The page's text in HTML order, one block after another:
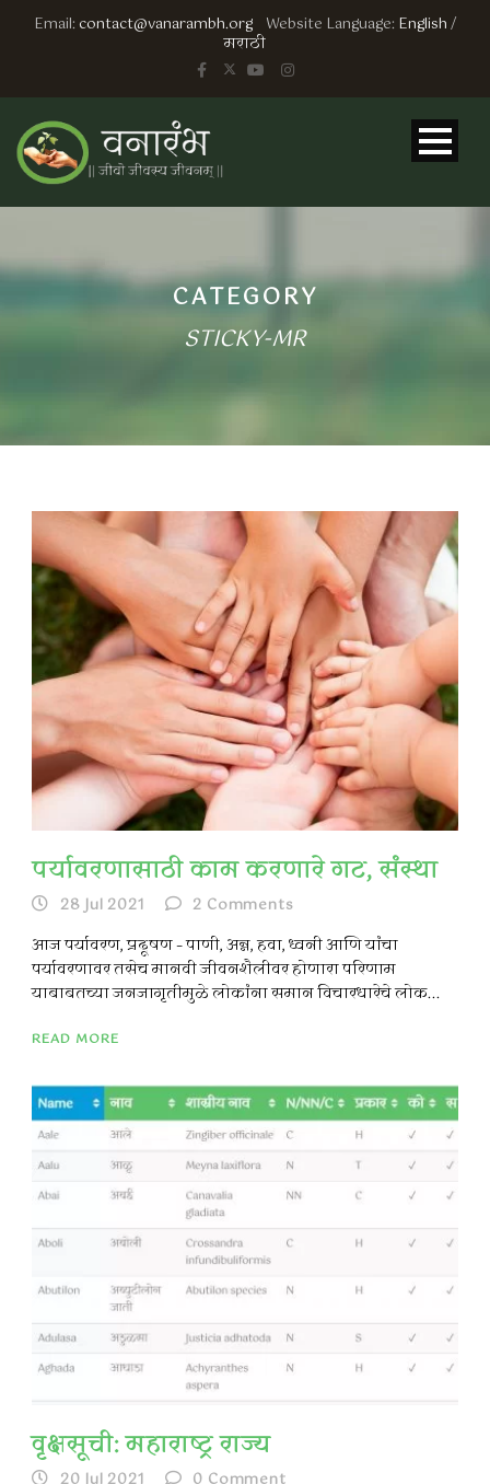
Email:contact@vanarambh.org Website Language: English/
मराठी
CATEGORY
STICKY-MR
पर्यावरणासाठी काम करणारे गट, संस्था
28 Jul 2021 2 Comments
आज पर्यावरण, प्रदूषण – पाणी, अन्न, हवा, ध्वनी आणि यांचा
पर्यावरणावर तसेच मानवी जीवनशैलीवर होणारा परिणाम
याबाबतच्या जनजागृतीमुळे लोकांना समान विचारधारेचे लोक...
READ MORE
वृक्षसूची: महाराष्ट्र राज्य